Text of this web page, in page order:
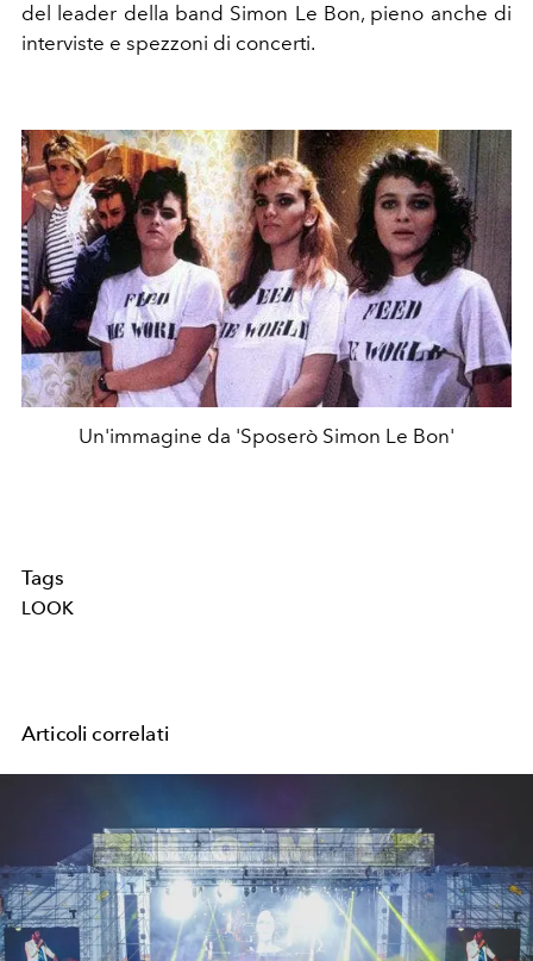
del leader della band Simon Le Bon, pieno anche di
interviste e spezzoni di concerti.
Un'immagine da 'Sposerò Simon Le Bon'
Tags
LOOK
Articoli correlati